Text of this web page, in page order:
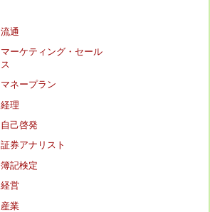
流通
マーケティング・セール
ス
マネープラン
経理
自己啓発
証券アナリスト
簿記検定
経営
産業